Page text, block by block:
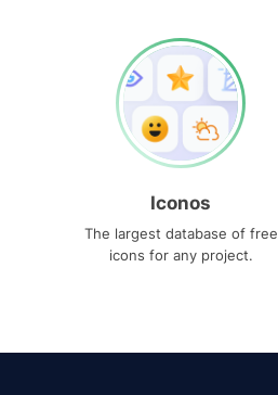
Iconos
The largest database of free
icons for any project.